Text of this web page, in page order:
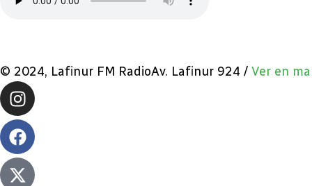
© 2024, Lafinur FM RadioAv. Lafinur 924 / Ver en